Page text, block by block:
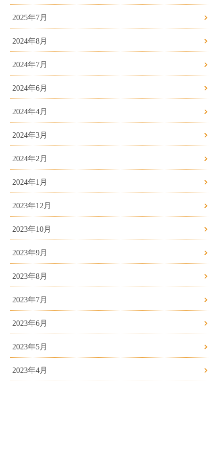
2025年7月
2024年8月
2024年7月
2024年6月
2024年4月
2024年3月
2024年2月
2024年1月
2023年12月
2023年10月
2023年9月
2023年8月
2023年7月
2023年6月
2023年5月
2023年4月